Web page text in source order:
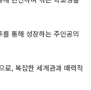
통해 성장하는 주인공의
로, 복잡한 세계관과 매력적